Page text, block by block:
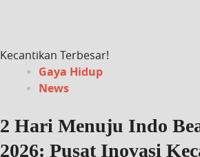
Kecantikan Terbesar!
Gaya Hidup
News
2 Hari Menuju Indo
2026: Pusat Inovasi